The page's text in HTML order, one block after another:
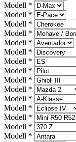
Modell *
Modell *
Modell *
Modell *
Modell *
Modell *
Modell *
Modell *
Modell *
Modell *
Modell *
Modell *
Modell *
Modell *
Modell *